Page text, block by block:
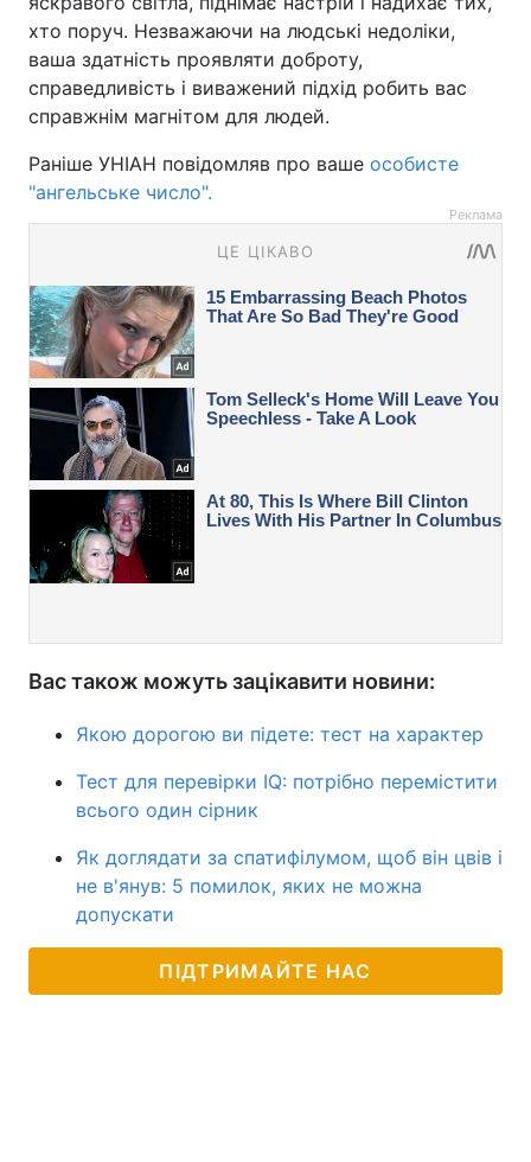
хто поруч. Незважаючи на людські недоліки,
ваша здатність проявляти доброту,
справедливість і виважений підхід робить вас
справжнім магнітом для людей.
Раніше УНІАН повідомляв про ваше особисте
"ангельське число".
Реклама
Вас також можуть зацікавити новини:
Якою дорогою ви підете: тест на характер
Тест для перевірки IQ: потрібно перемістити
всього один сірник
Як доглядати за спатифілумом, щоб він цвів і
не в'янув: 5 помилок, яких не можна
допускати
ПІДТРИМАЙТЕ НАС